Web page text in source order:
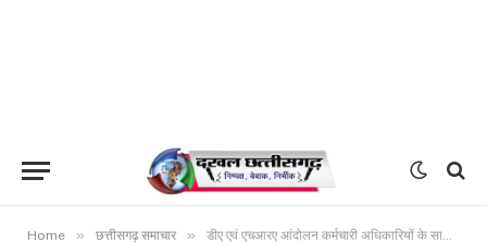
Home » छत्तीसगढ़ समाचार » डीए एवं एचआरए आंदोलन कर्मचारी अधिकारियों के साथ जबरदस्त धोखा, छल एवं गद्दारी – जाकेश साहू